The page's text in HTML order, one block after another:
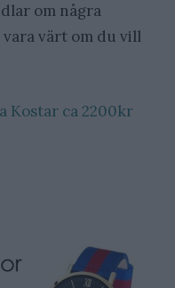
om några
värt om du vill
Kostar ca 2200kr